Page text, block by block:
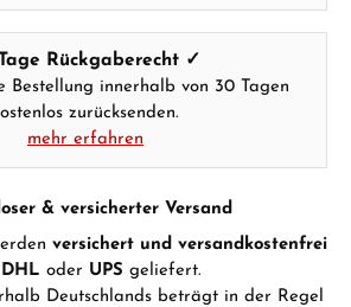
Rückgaberecht ✓
Bestellung innerhalb von 30 Tagen
zurücksenden.
mehr erfahren
& versicherter Versand
versichert und versandkostenfrei
DHL oder UPS geliefert.
Deutschlands beträgt in der Regel